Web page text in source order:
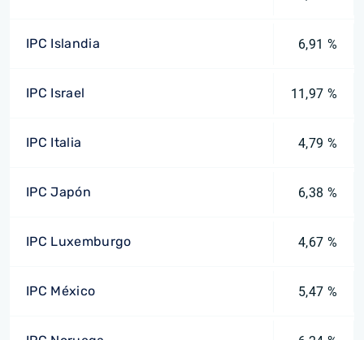
IPC Islandia 6,91 %
IPC Israel 11,97 %
IPC Italia 4,79 %
IPC Japón 6,38 %
IPC Luxemburgo 4,67 %
IPC México 5,47 %